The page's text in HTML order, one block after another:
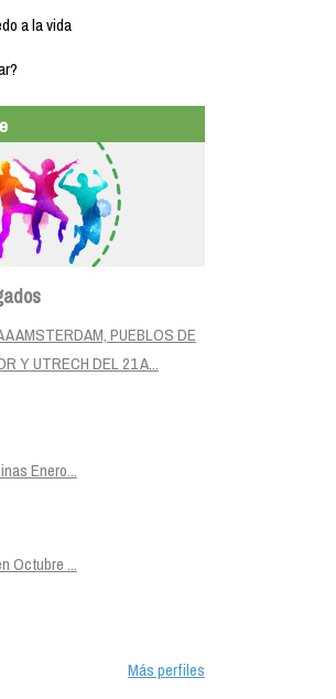
a la vida
A AMSTERDAM, PUEBLOS DE
Y UTRECH DEL 21 A...
Enero...
Octubre ...
Más perfiles